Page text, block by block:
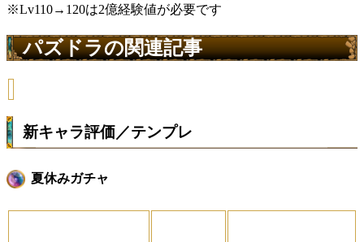
※Lv110→120は2億経験値が必要です
パズドラの関連記事
新キャラ評価／テンプレ
夏休みガチャ